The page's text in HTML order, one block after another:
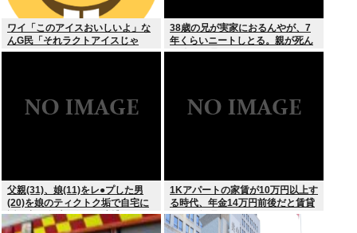
ワイ「このアイスおいしいよ」な
んG民「それラクトアイスじゃ
ん」
38歳の兄が実家におるんやが、7
年くらいニートしとる。親が死ん
だ後の処理どうしよう
父親(31)、娘(11)をレ●プした男
(20)を娘のティクトク垢で自宅に
誘い出し自助 2人とも逮捕
1Kアパートの家賃が10万円以上す
る時代、年金14万円前後だと賃貸
の人は無理じゃね？